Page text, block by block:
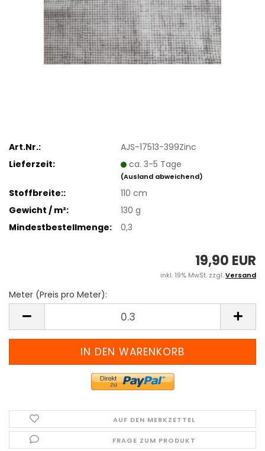
Art.Nr.:
AJS-17513-399Zinc
Lieferzeit:
ca. 3-5 Tage
(Ausland abweichend)
Stoffbreite::
110 cm
Gewicht / m²:
130 g
Mindestbestellmenge:
0,3
19,90 EUR
inkl. 19% MwSt. zzgl.Versand
Meter (Preis pro Meter):
(Preis
pro
AUF DEN MERKZETTEL
FRAGE ZUM PRODUKT